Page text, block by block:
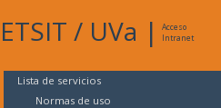
ETSIT / UVa |
Acceso
Intranet
Lista de servicios
Normas de uso